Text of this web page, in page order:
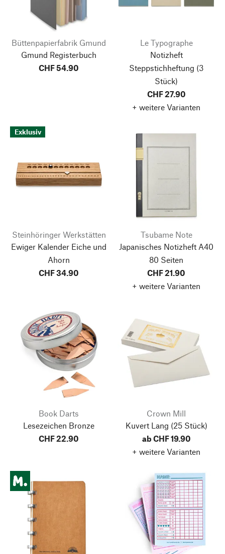
Büttenpapierfabrik Gmund
Gmund Registerbuch
CHF 54.90
Le Typographe
Notizheft
Steppstichheftung (3
Stück)
CHF 27.90
+ weitere Varianten
Exklusiv
Steinhöringer Werkstätten
Ewiger Kalender Eiche und
Ahorn
CHF 34.90
Tsubame Note
Japanisches Notizheft A40
80 Seiten
CHF 21.90
+ weitere Varianten
Book Darts
Lesezeichen Bronze
CHF 22.90
Crown Mill
Kuvert Lang (25 Stück)
ab CHF 19.90
+ weitere Varianten